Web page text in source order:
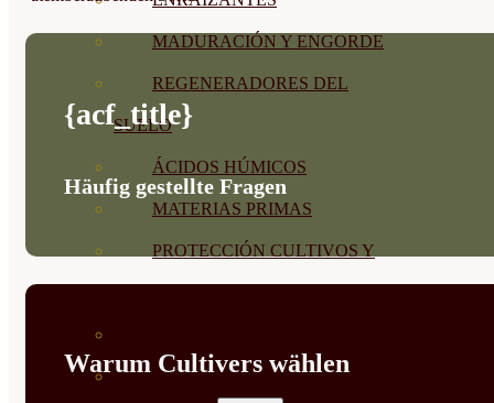
MADURACIÓN Y ENGORDE
REGENERADORES DEL
SUELO
ÁCIDOS HÚMICOS
MATERIAS PRIMAS
PROTECCIÓN CULTIVOS Y
GROWPUNCH
{acf_title}
Häufig gestellte Fragen
Warum Cultivers wählen